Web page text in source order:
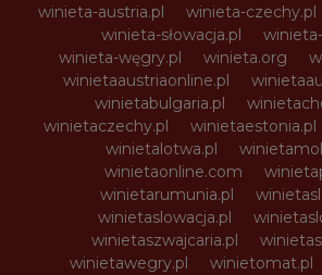
winieta-austria.pl
winieta-czechy.pl
winieta-słowacja.pl
winieta-węgry.pl
winieta.org
winietaaustriaonline.pl
winietabulgaria.pl
winietaczechy.pl
winietaestonia.pl
winietalotwa.pl
winietaonline.com
winietarumunia.pl
winietaslowacja.pl
winietaszwajcaria.pl
winietawegry.pl
winietomat.pl